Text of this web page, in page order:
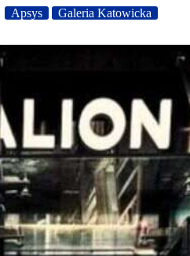
Apsys Galeria Katowicka